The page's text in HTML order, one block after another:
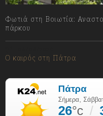
Φωτιά στη Βοιωτία:
πάρκου
Ο καιρός στη Πάτρα